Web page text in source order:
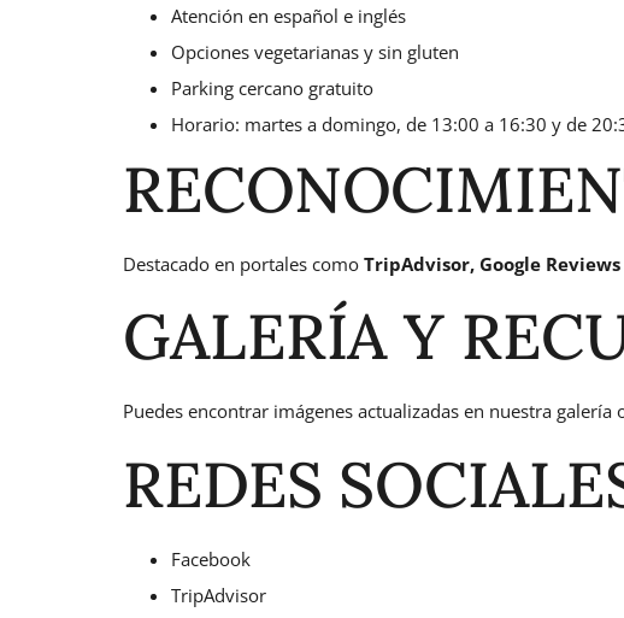
Atención en español e inglés
Opciones vegetarianas y sin gluten
Parking cercano gratuito
Horario: martes a domingo, de 13:00 a 16:30 y de
Destacado en portales como TripAdvisor, Google
GALERÍA Y
Puedes encontrar imágenes actualizadas en nuestra
REDES
Facebook
TripAdvisor